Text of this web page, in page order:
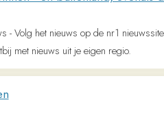
van redacteuren, achtergronden,
en duiding